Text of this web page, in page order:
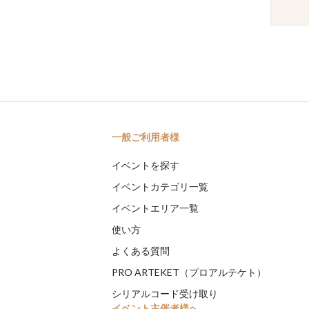
一般ご利用者様
イベントを探す
イベントカテゴリ一覧
イベントエリア一覧
使い方
よくある質問
PRO ARTEKET（プロアルテケト）
シリアルコード受け取り